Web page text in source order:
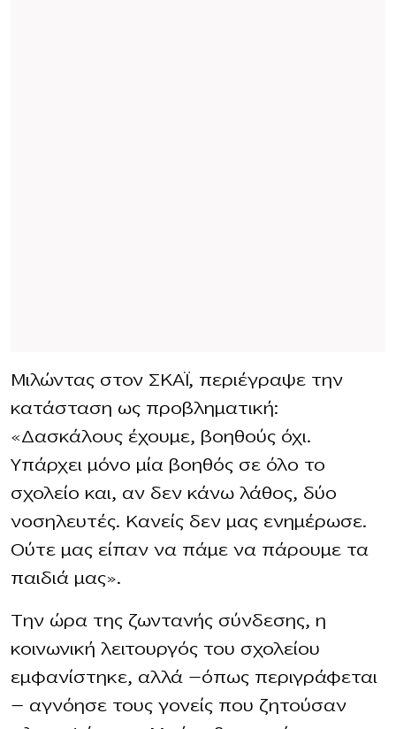
Μιλώντας στον ΣΚΑΪ, περιέγραψε την
κατάσταση ως προβληματική:
«Δασκάλους έχουμε, βοηθούς όχι.
Υπάρχει μόνο μία βοηθός σε όλο το
σχολείο και, αν δεν κάνω λάθος, δύο
νοσηλευτές. Κανείς δεν μας ενημέρωσε.
Ούτε μας είπαν να πάμε να πάρουμε τα
παιδιά μας».
Την ώρα της ζωντανής σύνδεσης, η
κοινωνική λειτουργός του σχολείου
εμφανίστηκε, αλλά —όπως περιγράφεται
— αγνόησε τους γονείς που ζητούσαν